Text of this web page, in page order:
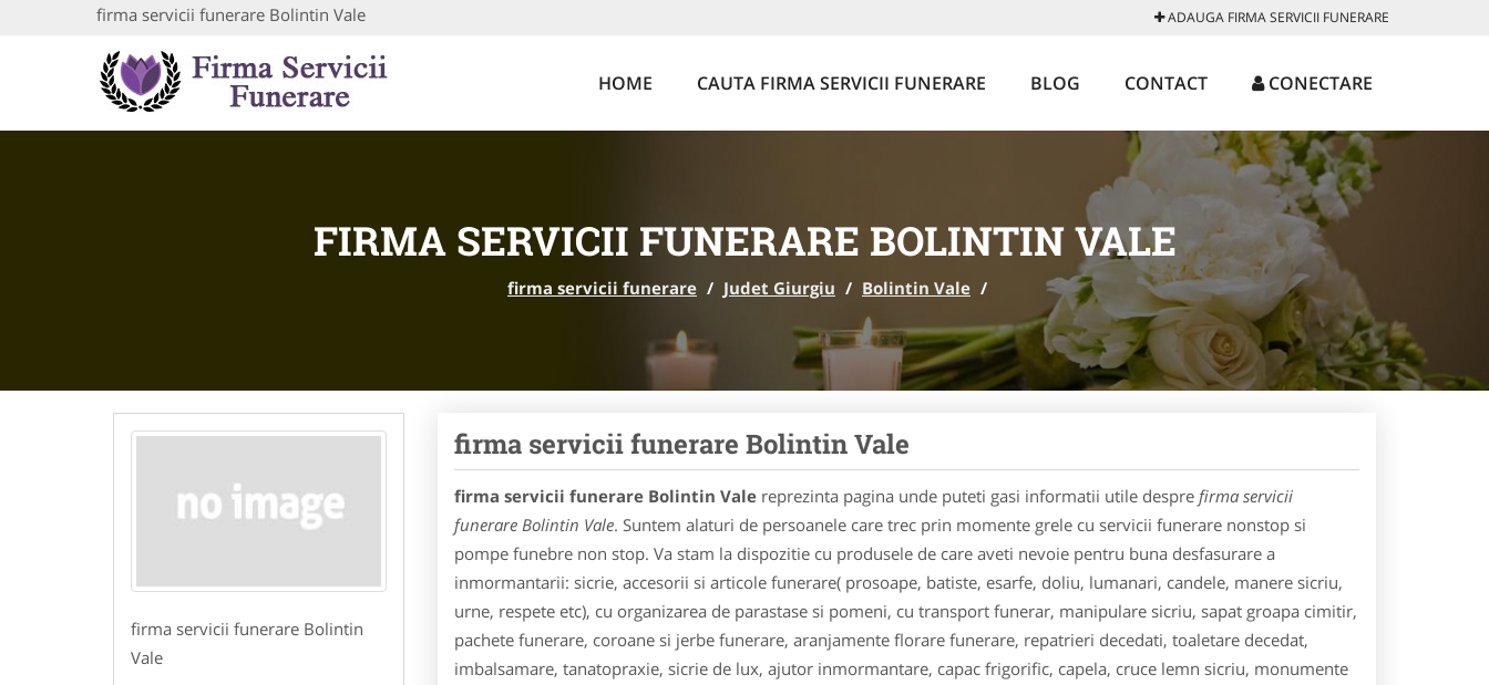
firma servicii funerare Bolintin Vale ADAUGA FIRMA SERVICII FUNERARE
HOME CAUTA FIRMA SERVICII FUNERARE BLOG CONTACT CONECTARE
FIRMA SERVICII FUNERARE BOLINTIN VALE
firma servicii funerare / Judet Giurgiu / Bolintin Vale /
firma servicii funerare Bolintin
Vale
firma servicii funerare Bolintin Vale
firma servicii funerare Bolintin Valereprezinta pagina unde puteti gasi informatii utile despre firma servicii
funerare Bolintin Vale. Suntem alaturi de persoanele care trec prin momente grele cu servicii funerare nonstop si
pompe funebre non stop. Va stam la dispozitie cu produsele de care aveti nevoie pentru buna desfasurare a
inmormantarii: sicrie, accesorii si articole funerare( prosoape, batiste, esarfe, doliu, lumanari, candele, manere sicriu,
urne, respete etc), cu organizarea de parastase si pomeni, cu transport funerar, manipulare sicriu, sapat groapa cimitir,
pachete funerare, coroane si jerbe funerare, aranjamente florare funerare, repatrieri decedati, toaletare decedat,
imbalsamare, tanatopraxie, sicrie de lux, ajutor inmormantare, capac frigorific, capela, cruce lemn sicriu, monumente